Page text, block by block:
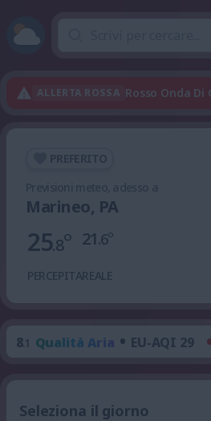
ALLERTA ROSSA Rosso Onda
Marineo, PA
25.8°
PERCEPITA
21.6°
REALE
8.1 Qualità Aria • EU-AQI 29
Seleziona il giorno